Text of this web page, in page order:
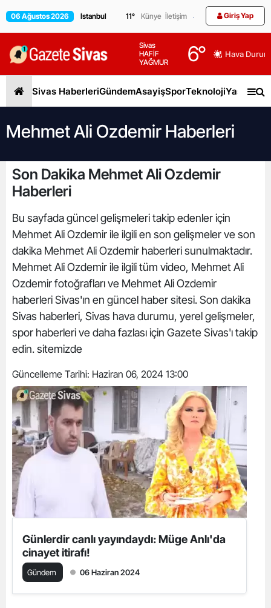
06 Ağustos 2026 11° Künye İletişim Giriş Yap
Sivas
HAFİF
YAĞMUR
6° Hava
Sivas HaberleriGündemAsayişSporTeknolojiYaşam
Mehmet Ali Ozdemir Haberleri
Son Dakika Mehmet Ali Ozdemir
Haberleri
Bu sayfada güncel gelişmeleri takip edenler için
Mehmet Ali Ozdemir ile ilgili en son gelişmeler ve son
dakika Mehmet Ali Ozdemir haberleri sunulmaktadır.
Mehmet Ali Ozdemir ile ilgili tüm video, Mehmet Ali
Ozdemir fotoğrafları ve Mehmet Ali Ozdemir
haberleri Sivas'ın en güncel haber sitesi. Son dakika
Sivas haberleri, Sivas hava durumu, yerel gelişmeler,
spor haberleri ve daha fazlası için Gazete Sivas'ı takip
edin. sitemizde
Güncelleme Tarihi: Haziran 06, 2024 13:00
Günlerdir canlı yayındaydı: Müge Anlı'da
cinayet itirafı!
Gündem 06 Haziran 2024